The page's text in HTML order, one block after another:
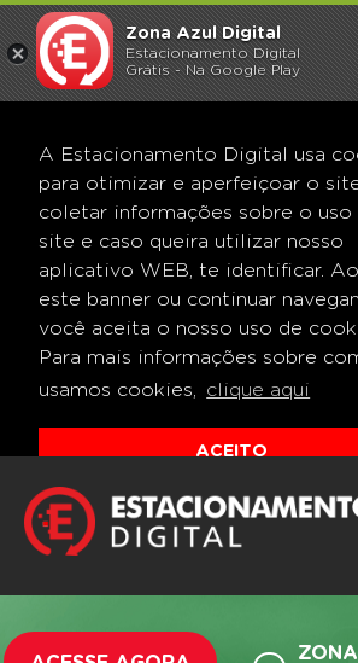
A Estacionamento Digital usa
para otimizar e aperfeiçoar o
coletar informações sobre o uso
site e caso queira utilizar nosso
aplicativo WEB, te identificar.
este banner ou continuar
você aceita o nosso uso de
Para mais informações sobre
usamos cookies,
clique aqui
ACEITO
Zona Azul Digital
Estacionamento Digital
Grátis - Na Google Play